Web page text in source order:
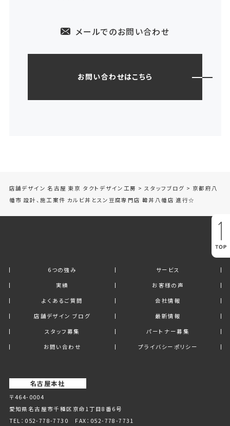
メールでのお問い合わせ
お問い合わせはこちら
店舗デザイン 名古屋 東京 タクトデザイン工房 > スタッフブログ > 京都府八
幡市 設計、施工案件 カルビ丼とスン豆腐専門店 韓丼八幡店 進行☆
6つの強み
サービス
実績
お客様の声
よくあるご質問
会社情報
店舗デザイン ブログ
最新情報
スタッフ募集
パートナー募集
お問い合わせ
プライバシーポリシー
名古屋本社
〒464-0004
愛知県名古屋市千種区京命1丁⽬8番6号
TEL： 052-778-7730 FAX：052-778-7731